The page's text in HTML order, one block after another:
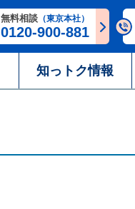
無料相談 （東京本社）
0120-900-881
知っトク情報